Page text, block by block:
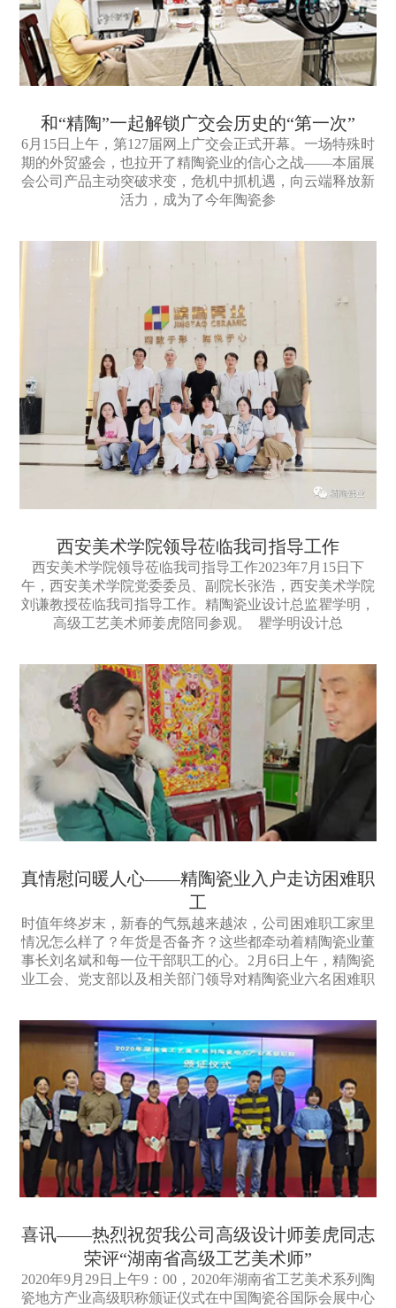
和“精陶”一起解锁广交会历史的“第一次”
6月15日上午，第127届网上广交会正式开幕。一场特殊时
期的外贸盛会，也拉开了精陶瓷业的信心之战——本届展
会公司产品主动突破求变，危机中抓机遇，向云端释放新
活力，成为了今年陶瓷参
西安美术学院领导莅临我司指导工作
西安美术学院领导莅临我司指导工作2023年7月15日下
午，西安美术学院党委委员、副院长张浩，西安美术学院
刘谦教授莅临我司指导工作。精陶瓷业设计总监瞿学明，
高级工艺美术师姜虎陪同参观。 瞿学明设计总
真情慰问暖人心——精陶瓷业入户走访困难职
工
时值年终岁末，新春的气氛越来越浓，公司困难职工家里
情况怎么样了？年货是否备齐？这些都牵动着精陶瓷业董
事长刘名斌和每一位干部职工的心。2月6日上午，精陶瓷
业工会、党支部以及相关部门领导对精陶瓷业六名困难职
喜讯——热烈祝贺我公司高级设计师姜虎同志
荣评“湖南省高级工艺美术师”
2020年9月29日上午9：00，2020年湖南省工艺美术系列陶
瓷地方产业高级职称颁证仪式在中国陶瓷谷国际会展中心